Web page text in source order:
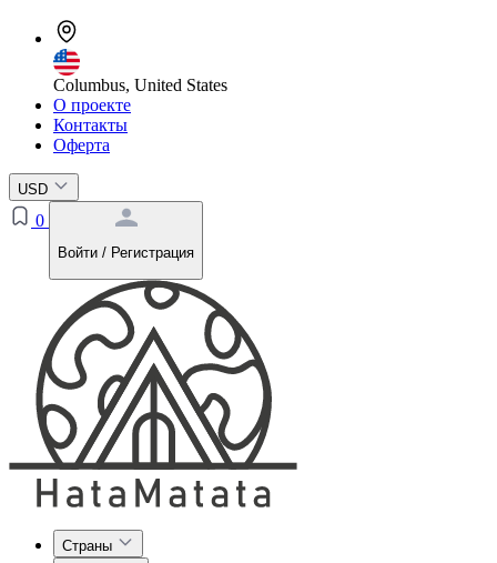
Columbus, United States
О проекте
Контакты
Оферта
USD
0
Войти / Регистрация
Страны